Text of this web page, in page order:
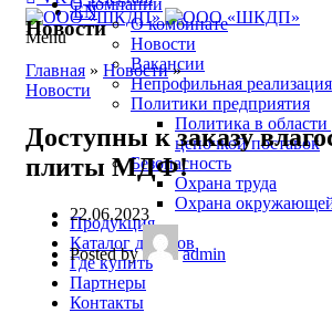
EN
Menu
О компании
О комбинате
Новости
Вакансии
Непрофильная реализация
Политики предприятия
Политика в области
цепочкой поставок
Безопасность
Охрана труда
Охрана
Продукция
Каталог декоров
Где купить
Партнеры
Контакты
Новости
Главная » Новости»
Новости
Доступны к заказу
плиты МДФ!
22.06.2023
Posted by admin